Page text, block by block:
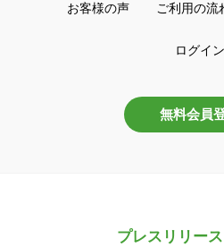
お客様の声 ご利用の流
ログイン
無料会員
プレスリリー